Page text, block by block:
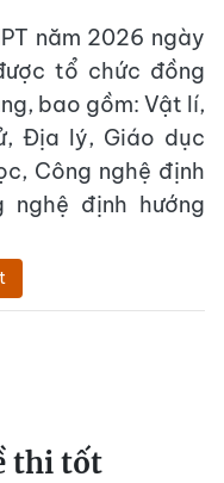
năm 2026 ngày
tổ chức đồng
bao gồm: Vật lí,
Địa lý, Giáo dục
Công nghệ định
nghệ định hướng
thi tốt